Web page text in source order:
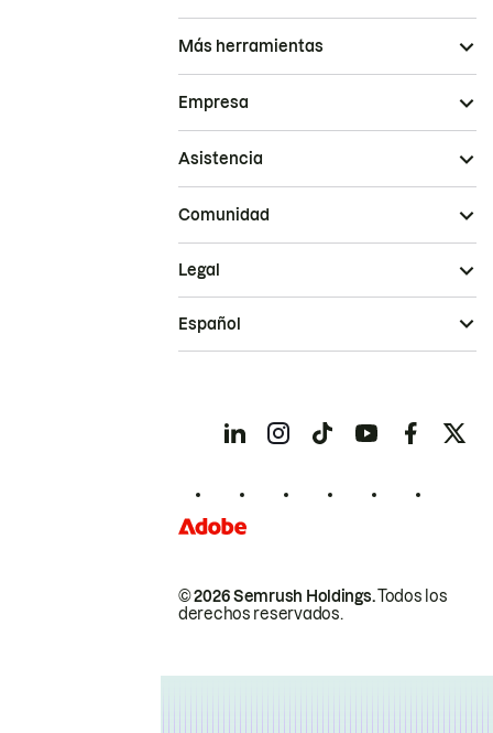
Más herramientas
Empresa
Asistencia
Comunidad
© 2026 Semrush Holdings.Todos los
derechos reservados.
Legal
Español